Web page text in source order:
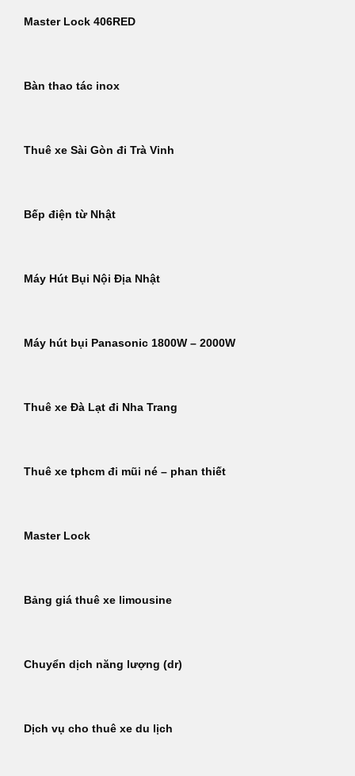
Master Lock 406RED
Bàn thao tác inox
Thuê xe Sài Gòn đi Trà Vinh
Bếp điện từ Nhật
Máy Hút Bụi Nội Địa Nhật
Máy hút bụi Panasonic 1800W – 2000W
Thuê xe Đà Lạt đi Nha Trang
Thuê xe tphcm đi mũi né – phan thiết
Master Lock
Bảng giá thuê xe limousine
Chuyển dịch năng lượng (dr)
Dịch vụ cho thuê xe du lịch